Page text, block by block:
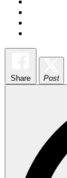
Share Post